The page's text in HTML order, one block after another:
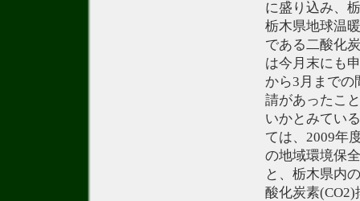
に盛り込み、
栃木県地球温
である二酸化
は今月末にも
から3月までの
請があったこ
いかとみてい
ては、2009年
の地域環境保
と、栃木県内
酸化炭素